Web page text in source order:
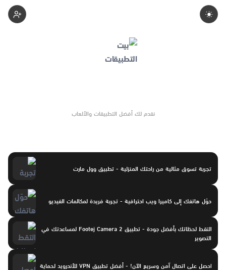
نقدم لك أفضل التطبيقات والألعاب
تجربة تسوق مثالية من راحتك المنزلية - تطبيق وول مارت
حوّل هاتفك إلى كاميرا ويب احترافية - تجربة فريدة لمكالمات الفيديو
التقط لحظاتك بأفضل جودة - تطبيق Footej Camera 2 لمساعدتك في
التصوير
احصل على اتصال آمن وسريع الآن! - أفضل تطبيق VPN للأندرويد لحماية